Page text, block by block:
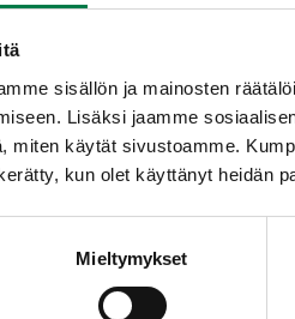
sisällön ja mainosten
Lisäksi jaamme
miten käytät sivustoamme.
kun olet käyttänyt heidän
Mieltymykset